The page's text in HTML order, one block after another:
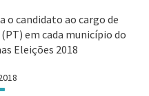
o candidato ao cargo de
em cada município do
Eleições 2018